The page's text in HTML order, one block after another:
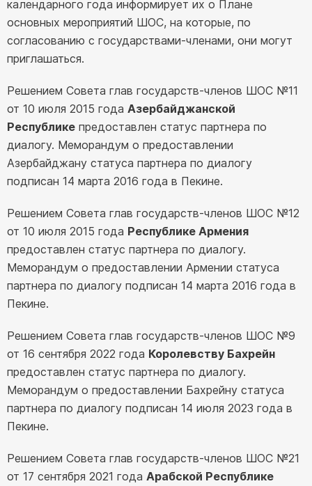
календарного года информирует их о Плане
основных мероприятий ШОС, на которые, по
согласованию с государствами-членами, они могут
приглашаться.
Решением Совета глав государств-членов ШОС №11
от 10 июля 2015 года Азербайджанской
Республике предоставлен статус партнера по
диалогу. Меморандум о предоставлении
Азербайджану статуса партнера по диалогу
подписан 14 марта 2016 года в Пекине.
Решением Совета глав государств-членов ШОС №12
от 10 июля 2015 года Республике Армения
предоставлен статус партнера по диалогу.
Меморандум о предоставлении Армении статуса
партнера по диалогу подписан 14 марта 2016 года в
Пекине.
Решением Совета глав государств-членов ШОС №9
от 16 сентября 2022 года Королевству Бахрейн
предоставлен статус партнера по диалогу.
Меморандум о предоставлении Бахрейну статуса
партнера по диалогу подписан 14 июля 2023 года в
Пекине.
Решением Совета глав государств-членов ШОС №21
от 17 сентября 2021 года Арабской Республике